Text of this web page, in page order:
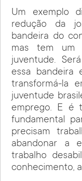
Um exemplo
redução da
bandeira do
mas tem um
juventude.
essa bandeira
transformá-la
juventude
emprego. E é
fundamental
precisam
abandonar a
trabalho
conhecimento,